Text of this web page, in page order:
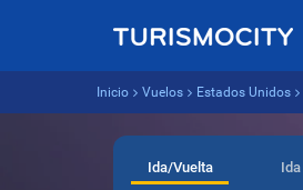
Inicio Vuelos Estados Unidos
Ida/Vuelta Ida